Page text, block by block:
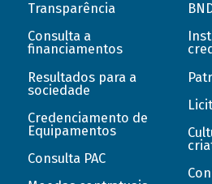
Transparência
Consulta a
financiamentos
Resultados para a
sociedade
Credenciamento de
Equipamentos
Consulta PAC